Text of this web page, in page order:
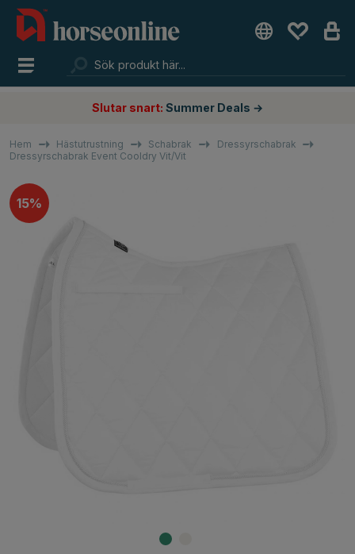
Slutar snart: Summer Deals →
Hem Hästutrustning Schabrak
Dressyrschabrak
Dressyrschabrak Event Cooldry Vit/Vit
15%